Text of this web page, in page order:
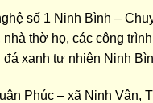
số 1 Ninh Bình –
nhà thờ họ, các công
đá xanh tự nhiên Ninh
Phúc – xã Ninh Vân,